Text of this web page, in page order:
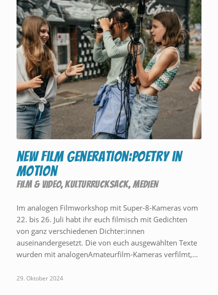
new film generation:poetry in
motion
FILM & VIDEO,KULTURRUCKSACK,MEDIEN
Im analogen Filmworkshop mit Super-8-Kameras vom
22. bis 26. Juli habt ihr euch filmisch mit Gedichten
von ganz verschiedenen Dichter:innen
auseinandergesetzt. Die von euch ausgewählten Texte
wurden mit analogenAmateurfilm-Kameras verfilmt,…
29. Oktober 2024